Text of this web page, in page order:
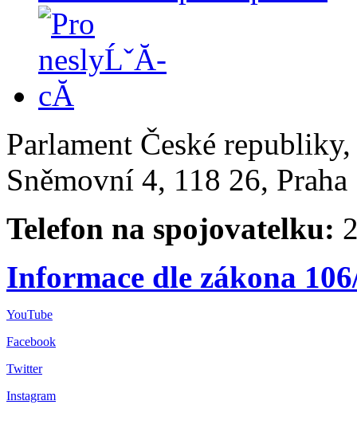
Parlament České
Sněmovní 4, 118 26,
Telefon na spojovatelku:
Informace dle zákona
YouTube
Facebook
Twitter
Instagram